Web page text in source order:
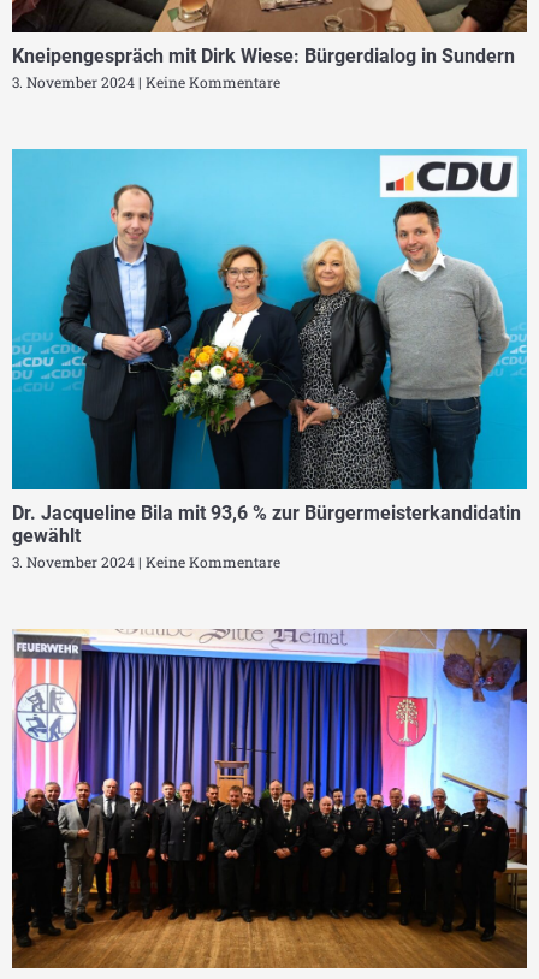
Kneipengespräch mit Dirk Wiese: Bürgerdialog in Sundern
3. November 2024 Keine Kommentare
Dr. Jacqueline Bila mit 93,6 % zur Bürgermeisterkandidatin
gewählt
3. November 2024 Keine Kommentare